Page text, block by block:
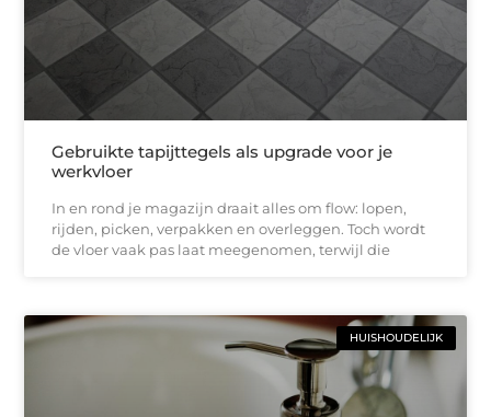
Gebruikte tapijttegels als upgrade voor je
werkvloer
In en rond je magazijn draait alles om flow: lopen,
rijden, picken, verpakken en overleggen. Toch wordt
de vloer vaak pas laat meegenomen, terwijl die
HUISHOUDELIJK